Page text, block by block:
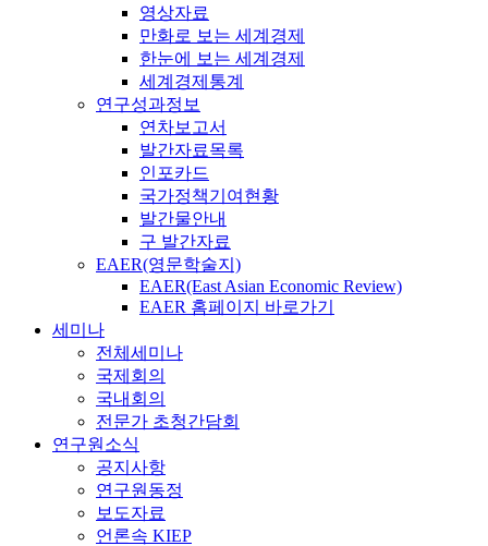
영상자료
만화로 보는 세계경제
한눈에 보는 세계경제
세계경제통계
연구성과정보
연차보고서
발간자료목록
인포카드
국가정책기여현황
발간물안내
구 발간자료
EAER(영문학술지)
EAER(East Asian Economic Review)
EAER 홈페이지 바로가기
세미나
전체세미나
국제회의
국내회의
전문가 초청간담회
연구원소식
공지사항
연구원동정
보도자료
언론속 KIEP